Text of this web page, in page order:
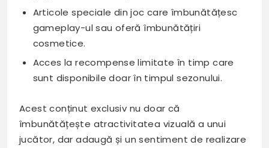
Articole speciale din joc care îmbunătățesc
gameplay-ul sau oferă îmbunătățiri
cosmetice.
Acces la recompense limitate în timp care
sunt disponibile doar în timpul sezonului.
Acest conținut exclusiv nu doar că
îmbunătățește atractivitatea vizuală a unui
jucător, dar adaugă și un sentiment de realizare